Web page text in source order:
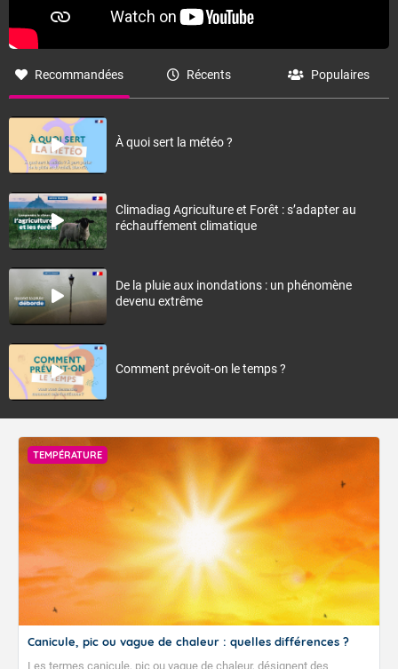
Recommandées Récents Populaires
À quoi sert la météo ?
Climadiag Agriculture et Forêt : s’adapter au
réchauffement climatique
De la pluie aux inondations : un phénomène
devenu extrême
Comment prévoit-on le temps ?
TEMPÉRATURE
Canicule, pic ou vague de chaleur : quelles différences ?
Les termes canicule, pic ou vague de chaleur, désignent des